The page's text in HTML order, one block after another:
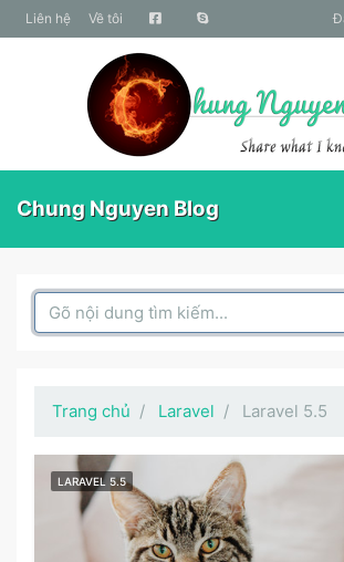
liên hệ Về tôi
Chung Nguyen Blog
Search Box
Trang chủ Laravel Laravel 5.5
LARAVEL 5.5